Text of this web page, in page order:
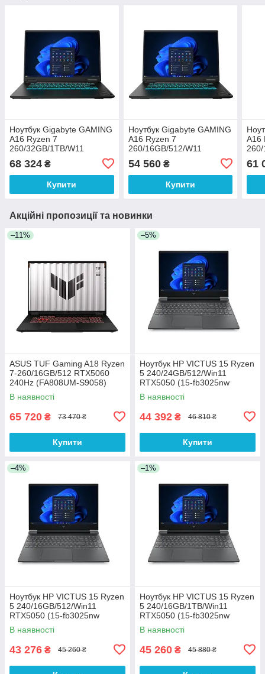
Ноутбук Gigabyte GAMING
A16 Ryzen 7
260/32GB/1TB/W11
(3VHK3EE893SH)
68 324 ₴
Купити
Ноутбук Gigabyte GAMING
A16 Ryzen 7
260/16GB/512/W11
(3VHK3EE893SH)
54 560₴
Купити
A16
61
Акційні пропозиції та новинки
–11%
ASUS TUF Gaming A18 Ryzen
7-260/16GB/512 RTX5060
240Hz (FA808UM-S9058)
В наявності
65 720 ₴ 73 470 ₴
Купити
–5%
Ноутбук HP VICTUS 15 Ryzen
5 240/24GB/512/Win11
RTX5050 (15-fb3025nw
(C38YWEA))
В наявності
44 392 ₴ 46 810 ₴
Купити
–4%
Ноутбук HP VICTUS 15 Ryzen
5 240/16GB/512/Win11
RTX5050 (15-fb3025nw
(C38YWEA))
В наявності
43 276 ₴ 45 260 ₴
–1%
Ноутбук HP VICTUS 15 Ryzen
5 240/16GB/1TB/Win11
RTX5050 (15-fb3025nw
(C38YWEA))
В наявності
45 260 ₴ 45 880 ₴